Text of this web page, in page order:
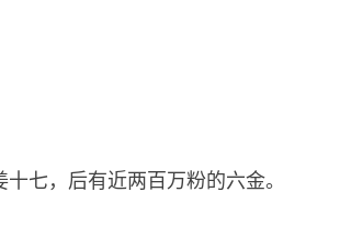
七，后有近两百万粉的六金。